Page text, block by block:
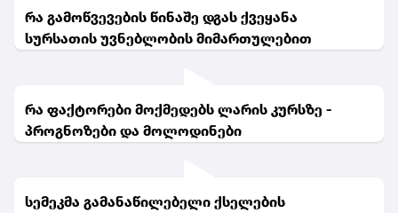
რა გამოწვევების წინაშე დგას ქვეყანა
სურსათის უვნებლობის მიმართულებით
რა ფაქტორები მოქმედებს ლარის კურსზე -
პროგნოზები და მოლოდინები
სემეკმა გამანაწილებელი ქსელების